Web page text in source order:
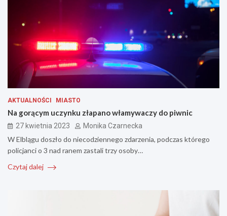
AKTUALNOŚCI MIASTO
Na gorącym uczynku złapano włamywaczy do piwnic
27 kwietnia 2023 Monika Czarnecka
W Elblągu doszło do niecodziennego zdarzenia, podczas którego
policjanci o 3 nad ranem zastali trzy osoby…
Czytaj dalej